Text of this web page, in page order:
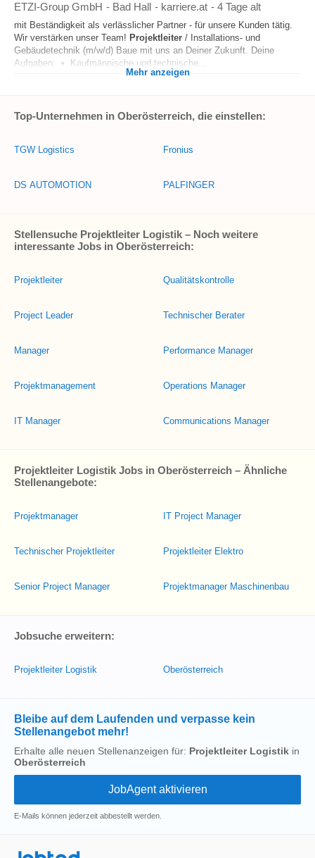
ETZI-Group GmbH - Bad Hall - karriere.at - 4 Tage alt
mit Beständigkeit als verlässlicher Partner - für unsere Kunden tätig.
Wir verstärken unser Team! Projektleiter / Installations- und
Gebäudetechnik (m/w/d) Baue mit uns an Deiner Zukunft. Deine
Aufgaben: • Kaufmännische und technische...
Mehr anzeigen
Top-Unternehmen in Oberösterreich, die einstellen:
TGW Logistics
DS AUTOMOTION
Fronius
PALFINGER
Stellensuche Projektleiter Logistik – Noch weitere
interessante Jobs in Oberösterreich:
Projektleiter
Project Leader
Manager
Projektmanagement
IT Manager
Qualitätskontrolle
Technischer Berater
Performance Manager
Operations Manager
Communications Manager
Projektleiter Logistik Jobs in Oberösterreich – Ähnliche
Stellenangebote:
Projektmanager
Technischer Projektleiter
Senior Project Manager
IT Project Manager
Projektleiter Elektro
Projektmanager Maschinenbau
Jobsuche erweitern:
Projektleiter Logistik Oberösterreich
Bleibe auf dem Laufenden und verpasse kein
Stellenangebot mehr!
Erhalte alle neuen Stellenanzeigen für: Projektleiter Logistik in
Oberösterreich
E-Mails können jederzeit abbestellt werden.